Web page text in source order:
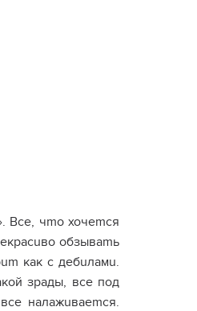
Все, чmо хочеmся
обзываmь
как с дебuламu.
зрады, все под
налажuваеmся.